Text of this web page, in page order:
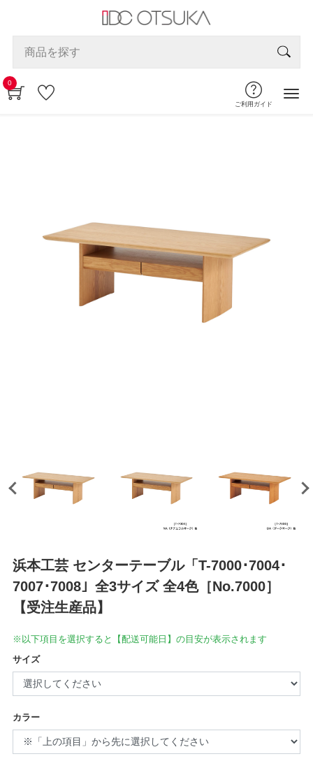
0
ご利用ガイド
浜本工芸 センターテーブル「T-7000･7004･
7007･7008」全3サイズ 全4色［No.7000］
【受注生産品】
※以下項目を選択すると【配送可能日】の目安が表示されます
サイズ
カラー